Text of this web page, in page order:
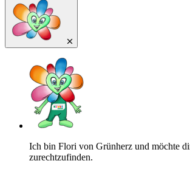
Ich bin Flori von Grünherz und möchte
zurechtzufinden.